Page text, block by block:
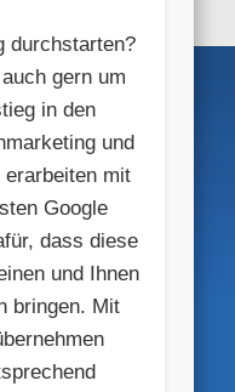
durchstarten?
gern um
in den
und
mit
Google
dass diese
und Ihnen
bringen. Mit